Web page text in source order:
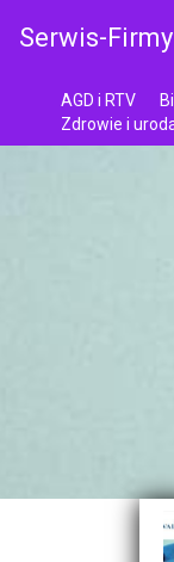
Serwis-Firmy
AGD i RTV
Zdrowie i